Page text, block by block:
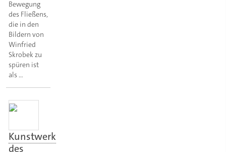
Bewegung
des Fließens,
die in den
Bildern von
Winfried
Skrobek zu
spüren ist
als …
Kunstwerk
des